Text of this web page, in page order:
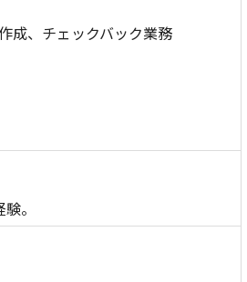
成、チェックバック業務
。